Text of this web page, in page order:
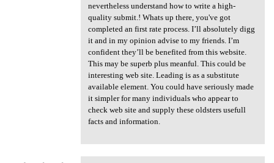
nevertheless understand how to write a high-
quality submit.! Whats up there, you've got
completed an first rate process. I’ll absolutely digg
it and in my opinion advise to my friends. I’m
confident they’ll be benefited from this website.
This may be superb plus meanful. This could be
interesting web site. Leading is as a substitute
available element. You could have seriously made
it simpler for many individuals who appear to
check web site and supply these oldsters usefull
facts and information.